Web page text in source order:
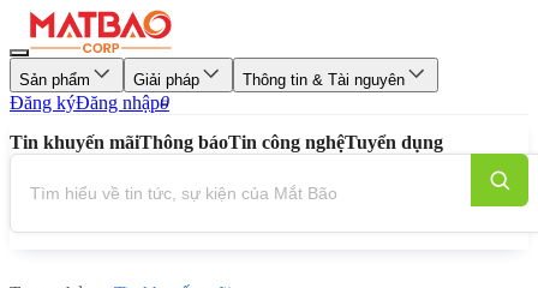
Sản phẩm Giải pháp Thông tin & Tài nguyên
Đăng kýĐăng nhập0
Tin khuyến mãiThông báoTin công nghệTuyển dụng